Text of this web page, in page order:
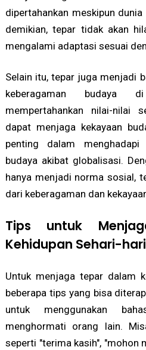
dipertahankan meskipun
demikian, tepar tidak akan
mengalami adaptasi sesuai
Selain itu, tepar juga menjadi
keberagaman budaya
mempertahankan nilai-nilai
dapat menjaga kekayaan
penting dalam menghadapi
budaya akibat globalisasi.
hanya menjadi norma sosial,
dari keberagaman dan
Tips untuk
Kehidupan Sehari-hari
Untuk menjaga tepar dalam
beberapa tips yang bisa
untuk menggunakan
menghormati orang lain.
seperti "terima kasih", "mohon